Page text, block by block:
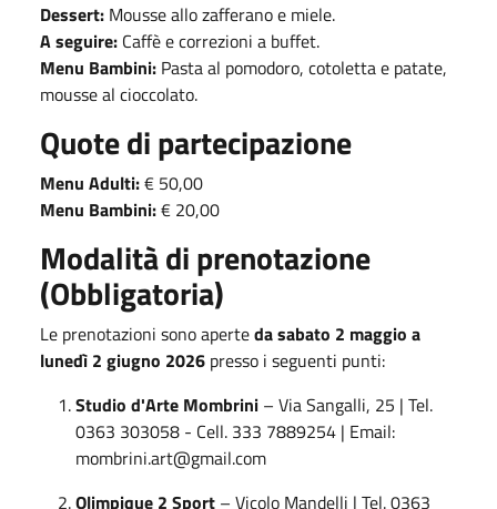
Dessert: Mousse allo zafferano e miele.
A seguire: Caffè e correzioni a buffet.
Menu Bambini: Pasta al pomodoro, cotoletta e patate,
mousse al cioccolato.
Quote di partecipazione
Menu Adulti:€ 50,00
Menu Bambini:€ 20,00
Modalità di prenotazione
(Obbligatoria)
Le prenotazioni sono aperteda sabato 2 maggio a
lunedì 2 giugno 2026 presso i seguenti punti:
Studio d'Arte Mombrini – Via Sangalli, 25 | Tel.
0363 303058 - Cell. 333 7889254 | Email:
mombrini.art@gmail.com
Olimpique 2 Sport – Vicolo Mandelli | Tel. 0363